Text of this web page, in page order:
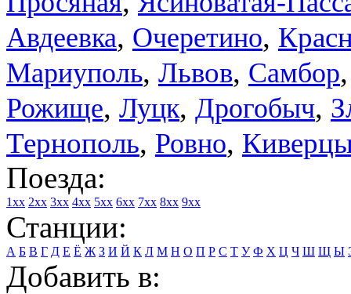
Авдеевка, Очеретино,
Мариуполь, Львов, Самбор
Рожище, Луцк, Дрогобыч,
Тернополь, Ровно,
Поезда:
1xx 2xx 3xx 4xx 5xx 6xx 7xx 8xx 9xx
Станции:
А Б В Г Д Е Ё Ж З И Й К Л М Н О П Р С Т У Ф Х Ц Ч Ш Щ Ы
Добавить в: